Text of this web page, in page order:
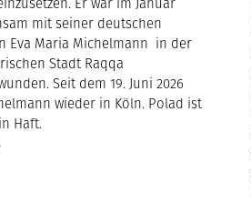
mit seiner deutschen
Eva Maria Michelmann in der
Stadt Raqqa
Seit dem 19. Juni 2026
wieder in Köln. Polad ist
Haft.